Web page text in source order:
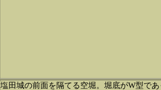
塩田城の前面を隔てる空堀。堀底がW型であ